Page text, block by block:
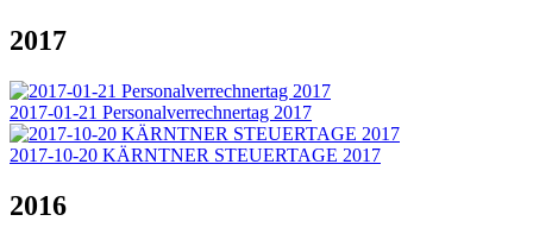
2017
2017-01-21 Personalverrechnertag 2017
2017-10-20 KÄRNTNER STEUERTAGE 2017
2016